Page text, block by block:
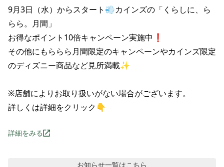
9月3日（水）からスタート💨カインズの「くらしに、ら
らら。月間」
お得なポイント10倍キャンペーン実施中❗
その他にもららら月間限定のキャンペーンやカインズ限定
のディズニー商品など見所満載✨
※店舗によりお取り扱いがない場合がございます。
詳しくは詳細をクリック👇
詳細をみる
お知らせ一覧はこちら